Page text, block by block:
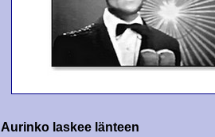
Aurinko laskee länteen